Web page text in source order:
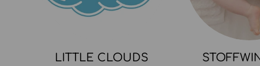
LITTLE CLOUDS